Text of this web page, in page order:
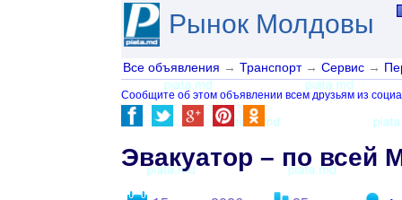
Рынок Молдовы
Все объявления → Транспорт → Сервис →
Сообщите об этом объявлении всем друзьям из
Эвакуатор – по всей